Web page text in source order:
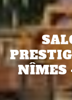
NÎMES